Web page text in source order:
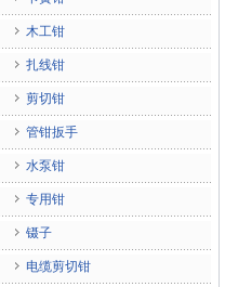
木工钳
扎线钳
剪切钳
管钳扳手
水泵钳
专用钳
镊子
电缆剪切钳